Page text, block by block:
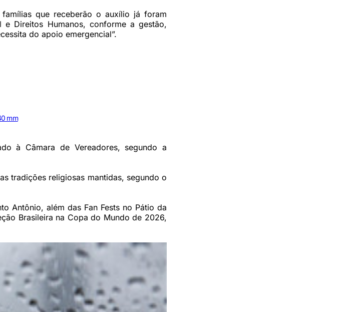
que receberão o auxílio já foram
e Direitos Humanos, conforme a gestão,
do apoio emergencial”.
mm
à Câmara de Vereadores, segundo a
tradições religiosas mantidas, segundo o
Antônio, além das Fan Fests no Pátio da
Brasileira na Copa do Mundo de 2026,